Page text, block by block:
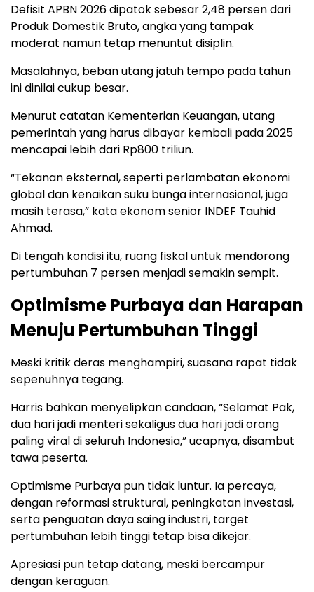
Defisit APBN 2026 dipatok sebesar 2,48 persen dari
Produk Domestik Bruto, angka yang tampak
moderat namun tetap menuntut disiplin.
Masalahnya, beban utang jatuh tempo pada tahun
ini dinilai cukup besar.
Menurut catatan Kementerian Keuangan, utang
pemerintah yang harus dibayar kembali pada 2025
mencapai lebih dari Rp800 triliun.
“Tekanan eksternal, seperti perlambatan ekonomi
global dan kenaikan suku bunga internasional, juga
masih terasa,” kata ekonom senior INDEF Tauhid
Ahmad.
Di tengah kondisi itu, ruang fiskal untuk mendorong
pertumbuhan 7 persen menjadi semakin sempit.
Optimisme Purbaya dan Harapan
Menuju Pertumbuhan Tinggi
Meski kritik deras menghampiri, suasana rapat tidak
sepenuhnya tegang.
Harris bahkan menyelipkan candaan, “Selamat Pak,
dua hari jadi menteri sekaligus dua hari jadi orang
paling viral di seluruh Indonesia,” ucapnya, disambut
tawa peserta.
Optimisme Purbaya pun tidak luntur. Ia percaya,
dengan reformasi struktural, peningkatan investasi,
serta penguatan daya saing industri, target
pertumbuhan lebih tinggi tetap bisa dikejar.
Apresiasi pun tetap datang, meski bercampur
dengan keraguan.